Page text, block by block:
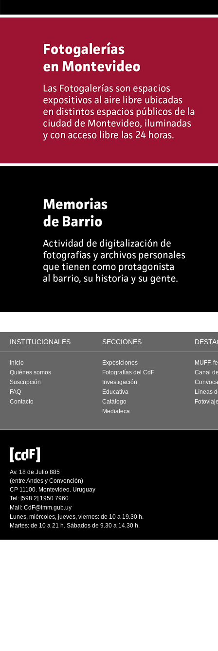
INSTITUCIONALES SECCIONES
Inicio
Quiénes somos
Suscripción
FAQ
Contacto
Exposiciones
Fotografías del CdF
Investigación
Educativa
Catálogo
Mediateca
MUFF,
Canal
Líneas
Av. 18 de Julio 885
(entre Andes y Convención)
CP 11100. Montevideo. Uruguay
Tel: [598 2] 1950 7960
Mail: CdF@imm.gub.uy
Lunes, miércoles, jueves, viernes: de 10 a 19.30 h.
Martes: de 10 a 21 h. Sábados de 9.30 a 14.30 h.